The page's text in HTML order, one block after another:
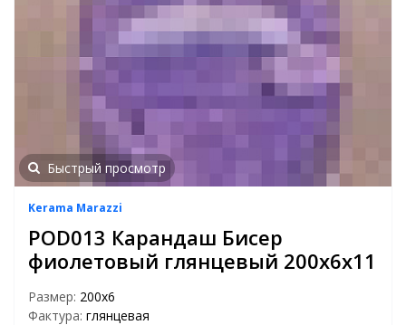
Быстрый просмотр
Kerama Marazzi
POD013 Карандаш Бисер
фиолетовый глянцевый 200х6х11
Размер: 200х6
Фактура: глянцевая